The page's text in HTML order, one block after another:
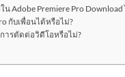
Adobe Premiere Pro Download
กับเพื่อนได้หรือไม่?
ารตัดต่อวิดีโอหรือไม่?